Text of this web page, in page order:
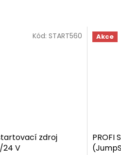
zdroj
24 V
Kód: START560 Akce
PROFI